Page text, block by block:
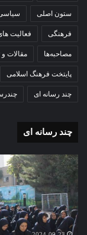
ستون اصلی
فرهنگی فعالیت
مصاحبه‌ها مقالات و
پایتخت فرهنگ اسلامی
چند رسانه ای
چند رسانه ای
گزارش
تصویری
آغاز
سال
تحصیلی
دبیرستان